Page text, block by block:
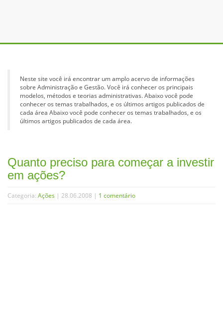
Neste site você irá encontrar um amplo acervo de informações
sobre Administração e Gestão. Você irá conhecer os principais
modelos, métodos e teorias administrativas. Abaixo você pode
conhecer os temas trabalhados, e os últimos artigos publicados de
cada área Abaixo você pode conhecer os temas trabalhados, e os
últimos artigos publicados de cada área.
Quanto preciso para começar a investir
em ações?
Categoria: Ações | 28.06.2008 | 1 comentário